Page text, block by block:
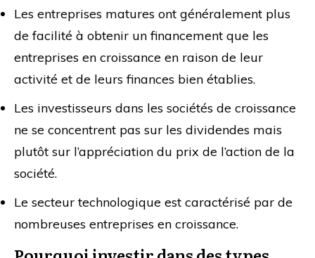
Les entreprises matures ont généralement plus
de facilité à obtenir un financement que les
entreprises en croissance en raison de leur
activité et de leurs finances bien établies.
Les investisseurs dans les sociétés de croissance
ne se concentrent pas sur les dividendes mais
plutôt sur l’appréciation du prix de l’action de la
société.
Le secteur technologique est caractérisé par de
nombreuses entreprises en croissance.